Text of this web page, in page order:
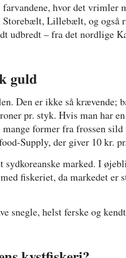
hvor det vrimler
Lillebælt, og også
udbredt – fra det nordlige
guld
Den er ikke så krævende;
pr. styk. Hvis man har
former fra frossen
Supply, der giver 10 kr.
marked. I
fiskeriet, da markedet
snegle, helst ferske og